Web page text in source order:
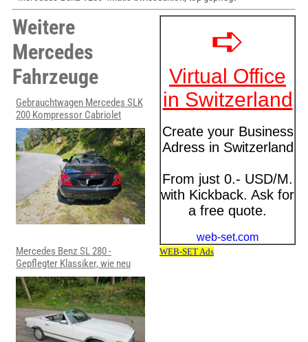
Weitere
Mercedes
Fahrzeuge
Gebrauchtwagen Mercedes SLK
200 Kompressor Cabriolet
Mercedes Benz SL 280 -
Gepflegter Klassiker, wie neu